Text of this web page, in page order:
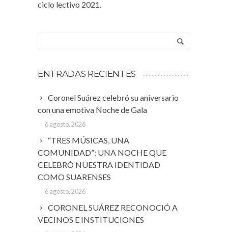
ciclo lectivo 2021.
ENTRADAS RECIENTES
Coronel Suárez celebró su aniversario
con una emotiva Noche de Gala
6 agosto, 2026
“TRES MÚSICAS, UNA
COMUNIDAD”: UNA NOCHE QUE
CELEBRÓ NUESTRA IDENTIDAD
COMO SUARENSES
6 agosto, 2026
CORONEL SUÁREZ RECONOCIÓ A
VECINOS E INSTITUCIONES